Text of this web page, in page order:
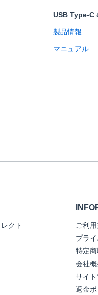
USB Type-C
製品情報
マニュアル
クト
ご利
プラ
特定
会社
サイ
返金